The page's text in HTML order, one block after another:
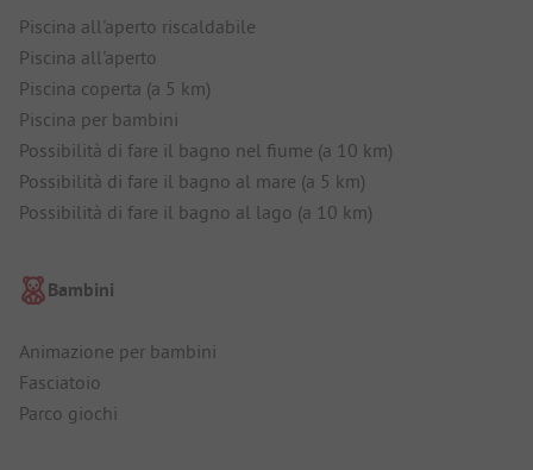
Piscina all'aperto riscaldabile
Piscina all'aperto
Piscina coperta (a 5 km)
Piscina per bambini
Possibilità di fare il bagno nel fiume (a 10 km)
Possibilità di fare il bagno al mare (a 5 km)
Possibilità di fare il bagno al lago (a 10 km)
Bambini
Animazione per bambini
Fasciatoio
Parco giochi